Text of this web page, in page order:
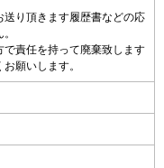
り頂きます履歴書などの応
責任を持って廃棄致します
願いします。